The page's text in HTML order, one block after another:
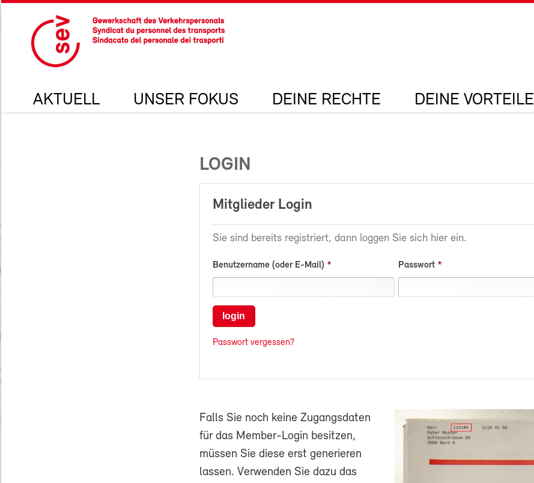
AKTUELL UNSER FOKUS DEINE RECHTE DEINE VORTEILE
LOGIN
Mitglieder Login
Sie sind bereits registriert, dann loggen Sie sich hier ein.
Benutzername (oder E-Mail) Passwort
login
Passwort vergessen?
Falls Sie noch keine Zugangsdaten
für das Member-Login besitzen,
müssen Sie diese erst generieren
lassen. Verwenden Sie dazu das